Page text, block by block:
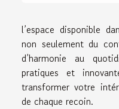
l’espace disponible
non seulement du
d’harmonie au
pratiques et
transformer votre
de chaque recoin.